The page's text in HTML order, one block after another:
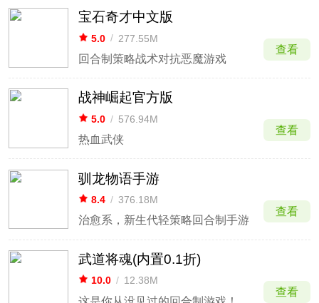
宝石奇才中文版
5.0 / 277.55M
回合制策略战术对抗恶魔游戏
查看
战神崛起官方版
5.0 / 576.94M
热血武侠
查看
驯龙物语手游
8.4 / 376.18M
治愈系，新生代轻策略回合制手游
查看
武道将魂(内置0.1折)
10.0 / 12.38M
查看